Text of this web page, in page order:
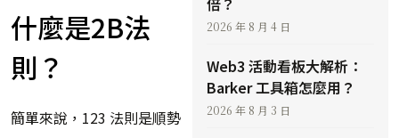
什麼是2B法
則？
簡單來說，123 法則是順勢
2026 年 8 月 4 日
Web3 活動看板大解析：
Barker 工具箱怎麼用？
2026 年 8 月 3 日